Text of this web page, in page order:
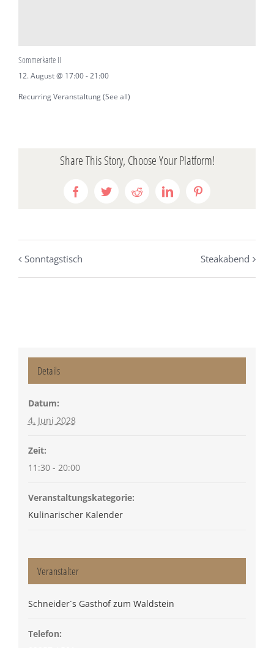
Sommerkarte II
12. August @ 17:00-21:00
Recurring Veranstaltung(See all)
Share This Story, Choose Your Platform!
FacebookTwitterRedditLinkedInPinterest
Sonntagstisch Steakabend
Details
Datum:
4. Juni 2028
Zeit:
11:30 - 20:00
Veranstaltungskategorie:
Kulinarischer Kalender
Veranstalter
Schneider´s Gasthof zum Waldstein
Telefon: